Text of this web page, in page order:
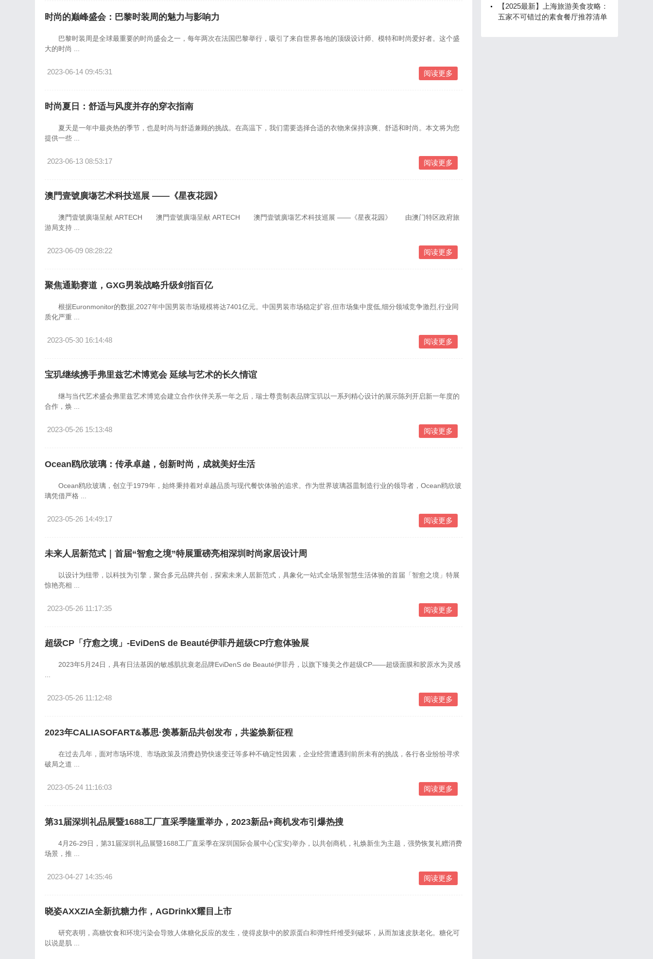
时尚的巅峰盛会：巴黎时装周的魅力与影响力
巴黎时装周是全球最重要的时尚盛会之一，每年两次在法国巴黎举行，吸引了来自世界各地的顶级设计师、模特和时尚爱好者。这个盛
2023-06-14 09:45:31 阅读更多
时尚夏日：舒适与风度并存的穿衣指南
夏天是一年中最炎热的季节，也是时尚与舒适兼顾的挑战。在高温下，我们需要选择合适的衣物来保持凉爽、舒适和时尚。本文将为您
2023-06-13 08:53:17 阅读更多
澳門壹號廣塲艺术科技巡展 ——《星夜花园》
澳門壹號廣塲呈献 ARTECH 澳門壹號廣塲呈献 ARTECH 澳門壹號廣塲艺术科技巡展 ——《星夜花园》 由澳门特区政府旅
2023-06-09 08:28:22 阅读更多
聚焦通勤赛道，GXG男装战略升级剑指百亿
根据Euronmonitor的数据,2027年中国男装市场规模将达7401亿元。中国男装市场稳定扩容,但市场集中度低,细分领域竞争激烈,行业同
2023-05-30 16:14:48 阅读更多
宝玑继续携手弗里兹艺术博览会 延续与艺术的长久情谊
继与当代艺术盛会弗里兹艺术博览会建立合作伙伴关系一年之后，瑞士尊贵制表品牌宝玑以一系列精心设计的展示陈列开启新一年度的
2023-05-26 15:13:48 阅读更多
Ocean鸥欣玻璃：传承卓越，创新时尚，成就美好生活
Ocean鸥欣玻璃，创立于1979年，始终秉持着对卓越品质与现代餐饮体验的追求。作为世界玻璃器皿制造行业的领导者，Ocean鸥欣玻
2023-05-26 14:49:17 阅读更多
未来人居新范式｜首届“智愈之境”特展重磅亮相深圳时尚家居设计周
以设计为纽带，以科技为引擎，聚合多元品牌共创，探索未来人居新范式，具象化一站式全场景智慧生活体验的首届「智愈之境」特展
2023-05-26 11:17:35 阅读更多
超级CP「疗愈之境」-EviDenS de Beauté伊菲丹超级CP疗愈体验展
2023年5月24日，具有日法基因的敏感肌抗衰老品牌EviDenS de Beauté伊菲丹，以旗下臻美之作超级CP——超级面膜和胶原水为灵感
2023-05-26 11:12:48 阅读更多
2023年CALIASOFART&慕思·羡慕新品共创发布，共鉴焕新征程
在过去几年，面对市场环境、市场政策及消费趋势快速变迁等多种不确定性因素，企业经营遭遇到前所未有的挑战，各行各业纷纷寻求
2023-05-24 11:16:03 阅读更多
第31届深圳礼品展暨1688工厂直采季隆重举办，2023新品+商机发布引爆热搜
4月26-29日，第31届深圳礼品展暨1688工厂直采季在深圳国际会展中心(宝安)举办，以共创商机，礼焕新生为主题，强势恢复礼赠消费
2023-04-27 14:35:46 阅读更多
晓姿AXXZIA全新抗糖力作，AGDrinkX耀目上市
研究表明，高糖饮食和环境污染会导致人体糖化反应的发生，使得皮肤中的胶原蛋白和弹性纤维受到破坏，从而加速皮肤老化。糖化可
【2025最新】上海旅游美食攻略：
五家不可错过的素食餐厅推荐清单